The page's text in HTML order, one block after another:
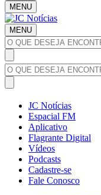
MENU
MENU
JC Notícias
Espacial FM
Aplicativo
Flagrante Digital
Vídeos
Podcasts
Cadastre-se
Fale Conosco